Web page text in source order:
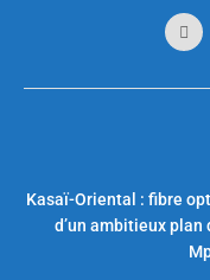
Kasaï-Oriental : fibre
d’un ambitieux